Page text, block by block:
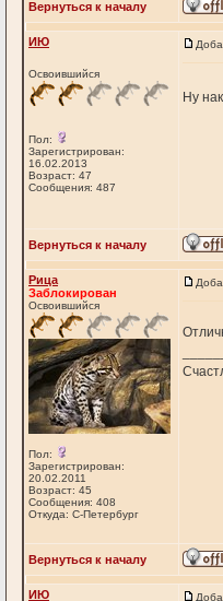
Вернуться к началу
ИЮ
Освоившийся
Пол:
Зарегистрирован:
16.02.2013
Возраст: 47
Сообщения: 487
Ну
Вернуться к началу
Рица
Заблокирован
Освоившийся
Пол:
Зарегистрирован:
20.02.2011
Возраст: 45
Сообщения: 408
Откуда: С-Петербург
Вернуться к началу
ИЮ